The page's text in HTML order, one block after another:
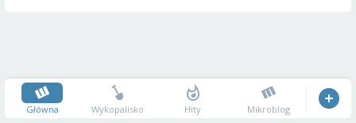
Główna Wykopalisko Hity Mikroblog